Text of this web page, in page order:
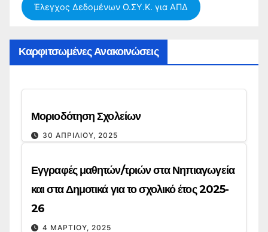
Έλεγχος Δεδομένων Ο.ΣΥ.Κ. για ΑΠΔ
Καρφιτσωμένες Ανακοινώσεις
Μοριοδότηση Σχολείων
30 ΑΠΡΙΛΊΟΥ, 2025
Εγγραφές μαθητών/τριών στα Νηπιαγωγεία
και στα Δημοτικά για το σχολικό έτος 2025-
26
4 ΜΑΡΤΊΟΥ, 2025